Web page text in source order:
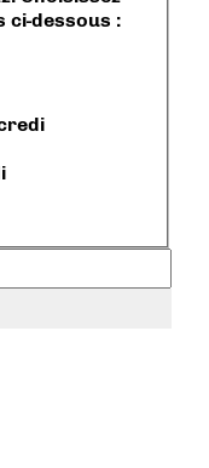
ci-dessous :